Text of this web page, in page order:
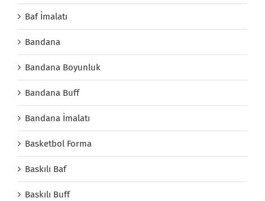
Baf İmalatı
Bandana
Bandana Boyunluk
Bandana Buff
Bandana İmalatı
Basketbol Forma
Baskılı Baf
Baskılı Buff